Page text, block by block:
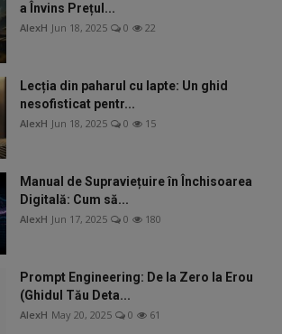
a Învins Prețul...
AlexH Jun 18, 2025 0 22
Lecția din paharul cu lapte: Un ghid
nesofisticat pentr...
AlexH Jun 18, 2025 0 15
Manual de Supraviețuire în Închisoarea
Digitală: Cum să...
AlexH Jun 17, 2025 0 180
Prompt Engineering: De la Zero la Erou
(Ghidul Tău Deta...
AlexH May 20, 2025 0 61